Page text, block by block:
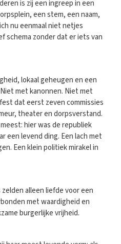
is zij een ingreep in een
een stem, een naam,
nu eenmaal niet netjes
schema zonder dat er iets van
lokaal geheugen en een
met kanonnen. Niet met
dat eerst zeven commissies
theater en dorpsverstand.
hier was de republiek
een levend ding. Een lach met
Een klein politiek mirakel in
alleen liefde voor een
met waardigheid en
burgerlijke vrijheid.